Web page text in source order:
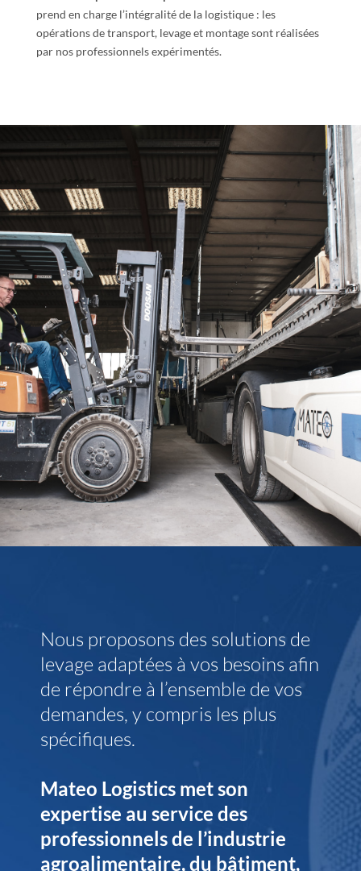
prend en charge l’intégralité de la logistique : les
opérations de transport, levage et montage sont réalisées
par nos professionnels expérimentés.
Nous proposons des solutions de
levage adaptées à vos besoins afin
de répondre à l’ensemble de vos
demandes, y compris les plus
spécifiques.
Mateo Logistics met son
expertise au service des
professionnels de l’industrie
agroalimentaire, du bâtiment,